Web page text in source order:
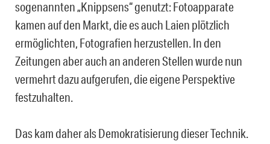
sogenannten „Knippsens“ genutzt: Fotoapparate
kamen auf den Markt, die es auch Laien plötzlich
ermöglichten, Fotografien herzustellen. In den
Zeitungen aber auch an anderen Stellen wurde nun
vermehrt dazu aufgerufen, die eigene Perspektive
festzuhalten.
Das kam daher als Demokratisierung dieser Technik.